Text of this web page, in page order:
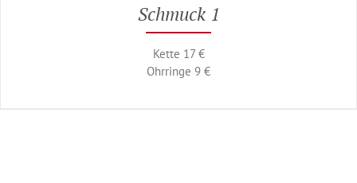
Schmuck 1
Kette 17 €
Ohrringe 9 €